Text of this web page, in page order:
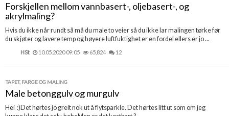
Forskjellen mellom vannbasert-, oljebasert-, og
akrylmaling?
Hvis du ikke når rundt så må du male to veier så du ikke lar malingen tørke før
du skjøter og lavere temp og høyere luftfuktighet er en fordel ellers er jo ...
HSt 10.05.2020 09:05 65,824 12
TAPET, FARGE OG MALING
Male betonggulv og murgulv
Hei :)Det hørtes jo greit nok ut å flytsparkle. Det hørtes litt ut som om jeg